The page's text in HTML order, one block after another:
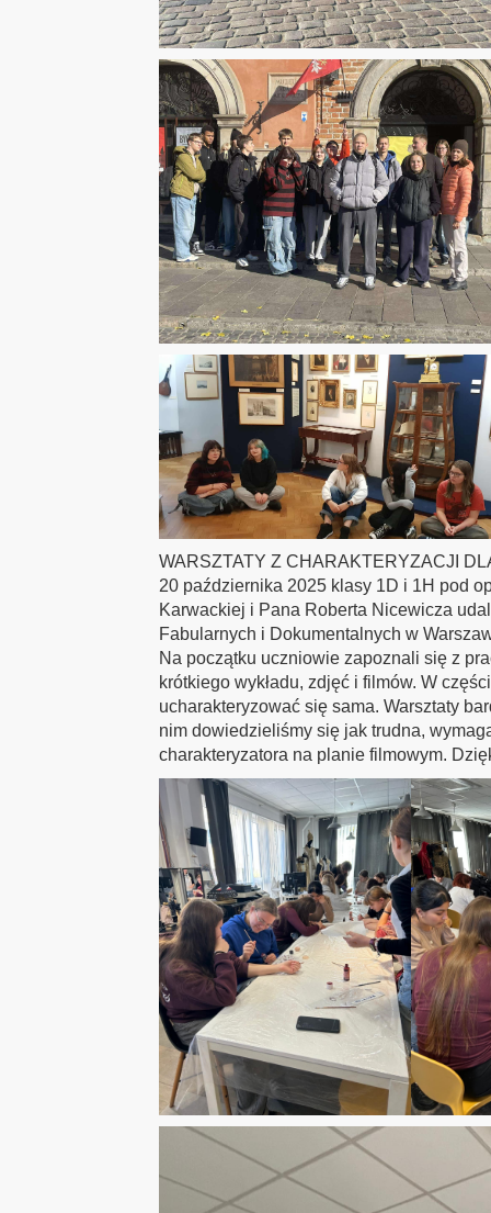
WARSZTATY Z CHARAKTERYZACJI
20 października 2025 klasy 1D i 1H pod
Karwackiej i Pana Roberta Nicewicza
Fabularnych i Dokumentalnych w
Na początku uczniowie zapoznali się z
krótkiego wykładu, zdjęć i filmów. W
ucharakteryzować się sama. Warsztaty
nim dowiedzieliśmy się jak trudna,
charakteryzatora na planie filmowym.